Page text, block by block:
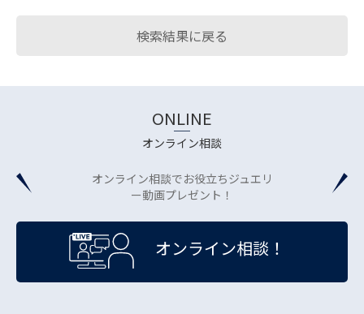
検索結果に戻る
ONLINE
オンライン相談
オンライン相談でお役立ちジュエリ
ー動画プレゼント！
オンライン相談！